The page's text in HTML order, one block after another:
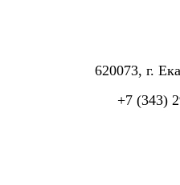
620073, г.
+7 (343)